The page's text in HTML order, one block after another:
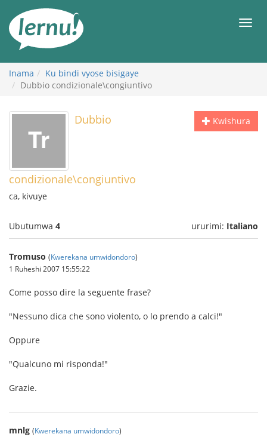
rupapuro
rw'ibirimwo
Inama
Ku bindi vyose bisigaye
Dubbio condizionale\congiuntivo
Kwishura
Dubbio
condizionale\congiuntivo
ca, kivuye
Ubutumwa 4 ururimi: Italiano
Tromuso (Kwerekana umwidondoro)
1 Ruheshi 2007 15:55:22
Come posso dire la seguente frase?
"Nessuno dica che sono violento, o lo prendo a calci!"
Oppure
"Qualcuno mi risponda!"
Grazie.
mnlg (Kwerekana umwidondoro)